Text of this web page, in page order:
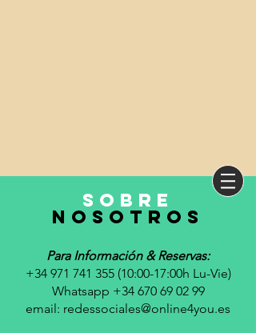
sobre
nosotros
Para Información & Reservas:
+34 971 741 355 (10:00-17:00h Lu-Vie)
Whatsapp +34 670 69 02 99
email: redessociales@online4you.es